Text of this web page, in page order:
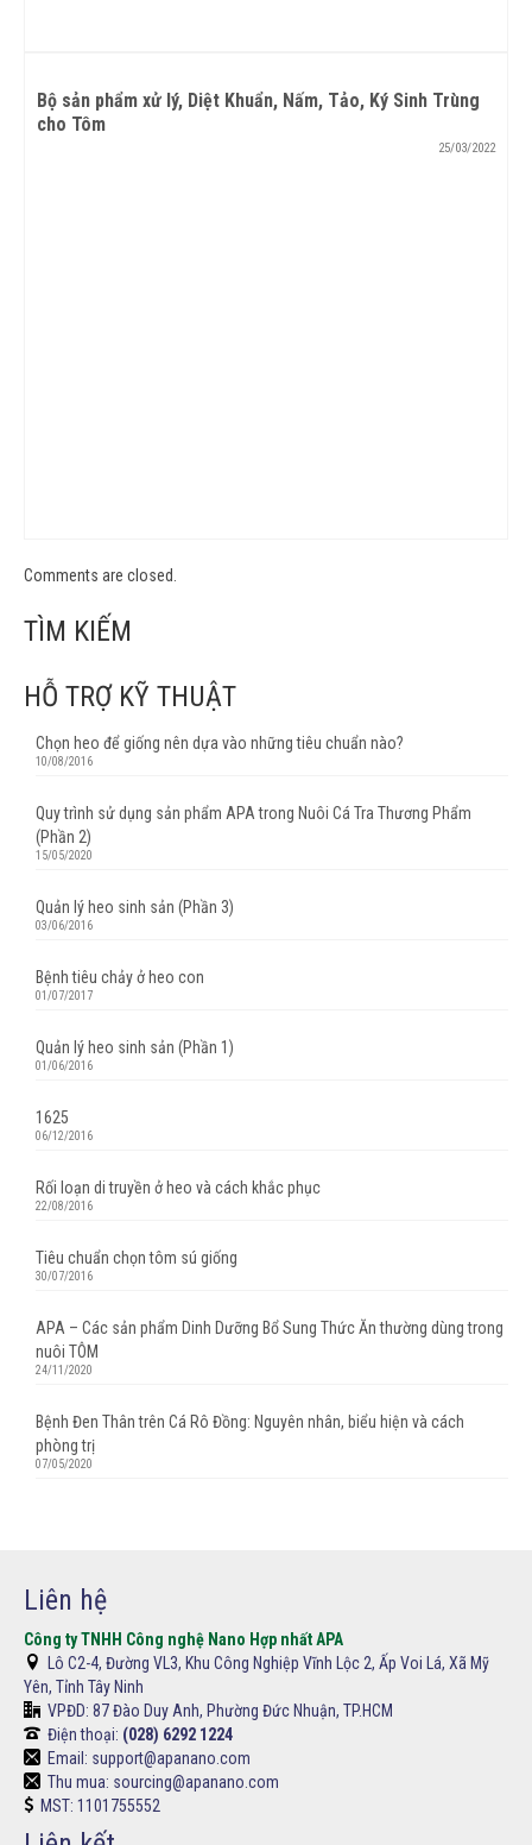
Bộ sản phẩm xử lý, Diệt Khuẩn, Nấm, Tảo, Ký Sinh Trùng
cho Tôm
25/03/2022
Comments are closed.
TÌM KIẾM
HỖ TRỢ KỸ THUẬT
Chọn heo để giống nên dựa vào những tiêu chuẩn nào?
10/08/2016
Quy trình sử dụng sản phẩm APA trong Nuôi Cá Tra Thương Phẩm
(Phần 2)
15/05/2020
Quản lý heo sinh sản (Phần 3)
03/06/2016
Bệnh tiêu chảy ở heo con
01/07/2017
Quản lý heo sinh sản (Phần 1)
01/06/2016
1625
06/12/2016
Rối loạn di truyền ở heo và cách khắc phục
22/08/2016
Tiêu chuẩn chọn tôm sú giống
30/07/2016
APA – Các sản phẩm Dinh Dưỡng Bổ Sung Thức Ăn thường dùng trong
nuôi TÔM
24/11/2020
Bệnh Đen Thân trên Cá Rô Đồng: Nguyên nhân, biểu hiện và cách
phòng trị
07/05/2020
Liên hệ
Công ty TNHH Công nghệ Nano Hợp nhất APA
Lô C2-4, Đường VL3, Khu Công Nghiệp Vĩnh Lộc 2, Ấp Voi Lá, Xã Mỹ
Yên, Tỉnh Tây Ninh
VPĐD: 87 Đào Duy Anh, Phường Đức Nhuận, TP.HCM
Điện thoại: (028) 6292 1224
Email: support@apanano.com
Thu mua: sourcing@apanano.com
MST: 1101755552